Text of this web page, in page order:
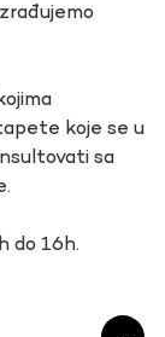
koje se u
sa
do 16h.